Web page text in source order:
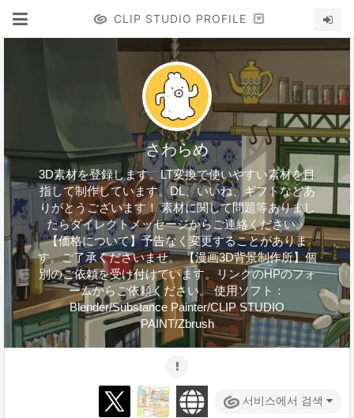
CLIP STUDIO PROFILE
さわらめ
3D素材を登録します。LT変換で使いやすい素材を目
指して制作しています。DL、いいね、ギフトなどあ
りがとうございます！ 素材に関して問題等ありまし
たらダイレクトメッセージからご連絡ください。
【価格について】予告なく変更することがありま
す。ご了承くださいませ。 【漫画3D背景制作所】個
別のご依頼を受け付けています。リンクのHPのフォ
ームからご依頼ください。 使用ソフト：
Blender/Substance Painter/CLIP STUDIO
PAINT/Zbrush
서비스에서 검색